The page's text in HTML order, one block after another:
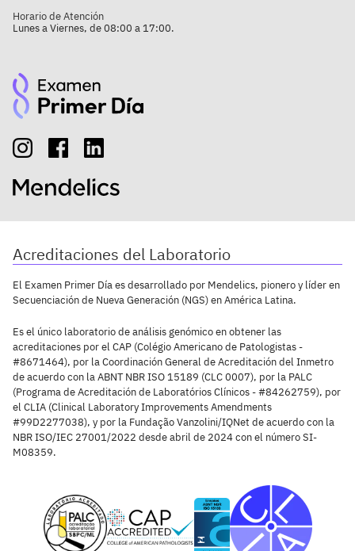
Horario de Atención
Lunes a Viernes, de 08:00 a 17:00.
Acreditaciones del Laboratorio
El Examen Primer Día es desarrollado por Mendelics, pionero y líder en
Secuenciación de Nueva Generación (NGS) en América Latina.
Es el único laboratorio de análisis genómico en obtener las
acreditaciones por el CAP (Colégio Americano de Patologistas -
#8671464), por la Coordinación General de Acreditación del Inmetro
de acuerdo con la ABNT NBR ISO 15189 (CLC 0007), por la PALC
(Programa de Acreditación de Laboratórios Clínicos - #84262759), por
el CLIA (Clinical Laboratory Improvements Amendments
#99D2277038), y por la Fundação Vanzolini/IQNet de acuerdo con la
NBR ISO/IEC 27001/2022 desde abril de 2024 con el número SI-
M08359.